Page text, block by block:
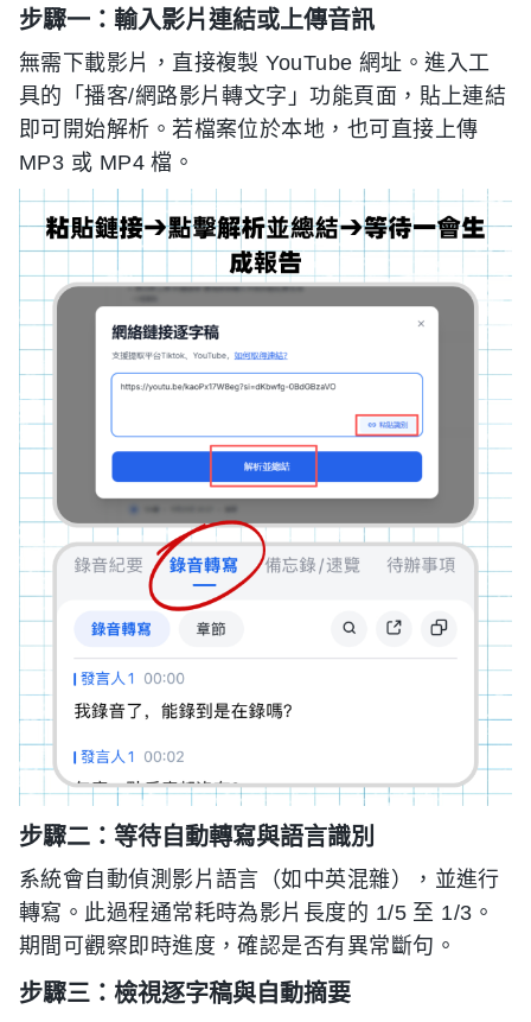
步驟一：輸入影片連結或上傳音訊
無需下載影片，直接複製 YouTube 網址。進入工
具的「播客/網路影片轉文字」功能頁面，貼上連結
即可開始解析。若檔案位於本地，也可直接上傳
MP3 或 MP4 檔。
步驟二：等待自動轉寫與語言識別
系統會自動偵測影片語言（如中英混雜），並進行
轉寫。此過程通常耗時為影片長度的 1/5 至 1/3。
期間可觀察即時進度，確認是否有異常斷句。
步驟三：檢視逐字稿與自動摘要